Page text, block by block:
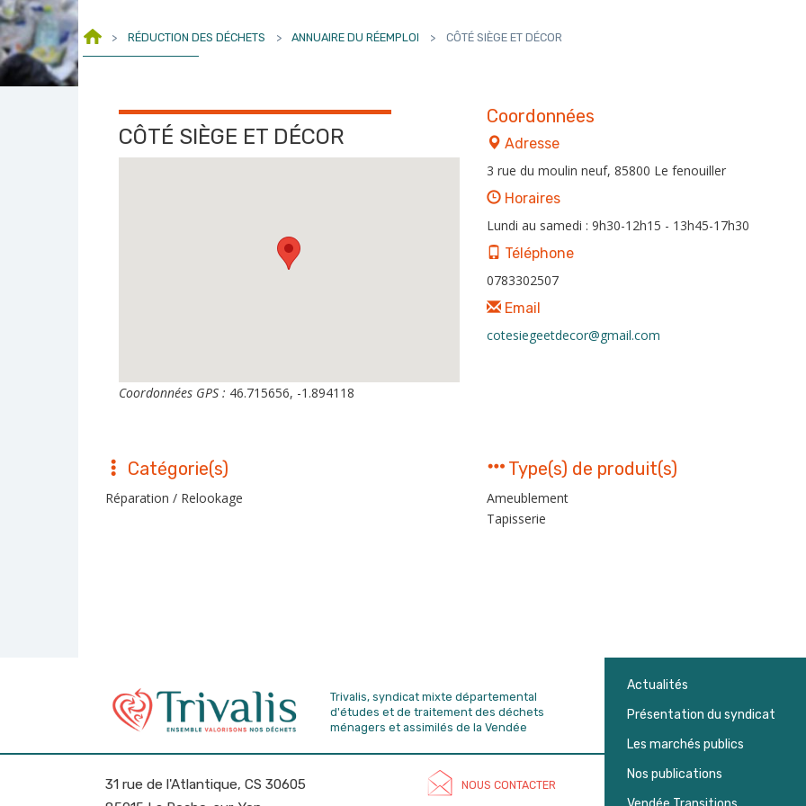
> RÉDUCTION DES DÉCHETS > ANNUAIRE DU RÉEMPLOI > CÔTÉ SIÈGE ET DÉCOR
CÔTÉ SIÈGE ET DÉCOR
Coordonnées GPS : 46.715656, -1.894118
Coordonnées
Adresse
3 rue du moulin neuf, 85800 Le fenouiller
Horaires
Lundi au samedi : 9h30-12h15 - 13h45-17h30
Téléphone
0783302507
Email
cotesiegeetdecor@gmail.com
Catégorie(s)
Réparation / Relookage
Type(s) de produit(s)
Ameublement
Tapisserie
Trivalis, syndicat mixte départemental
d'études et de traitement des déchets
ménagers et assimilés de la Vendée
31 rue de l'Atlantique, CS 30605
NOUS CONTACTER
Actualités
Présentation du syndicat
Les marchés publics
Nos publications